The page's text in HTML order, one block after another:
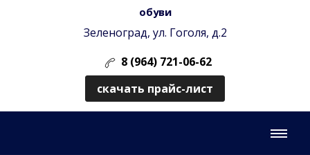
обуви
Зеленоград, ул. Гоголя, д.2
8 (964) 721-06-62
скачать прайс-лист